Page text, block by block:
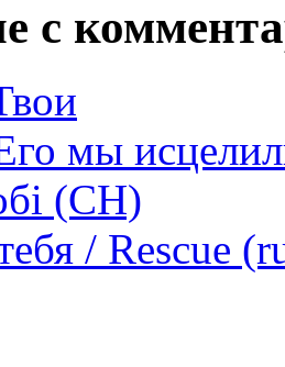
с
мы
(СН)
/ Rescue